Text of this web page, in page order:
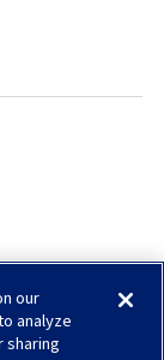
our
analyze
sharing